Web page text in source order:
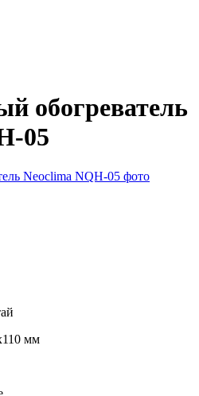
обогреватель
05
мм